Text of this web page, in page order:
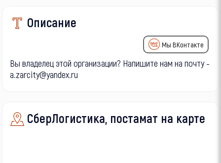
Описание
Мы ВКонтакте
Вы владелец этой организации? Напишите нам на почту -
a.zarcity@yandex.ru
СберЛогистика, постамат на карте